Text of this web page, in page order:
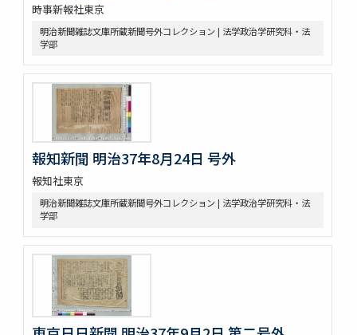
時事新報社東京
明治新聞雑誌文庫所蔵新聞号外コレクション | 法学政治学研究科・法
学部
報知新聞 明治37年8月24日 号外
報知社東京
明治新聞雑誌文庫所蔵新聞号外コレクション | 法学政治学研究科・法
学部